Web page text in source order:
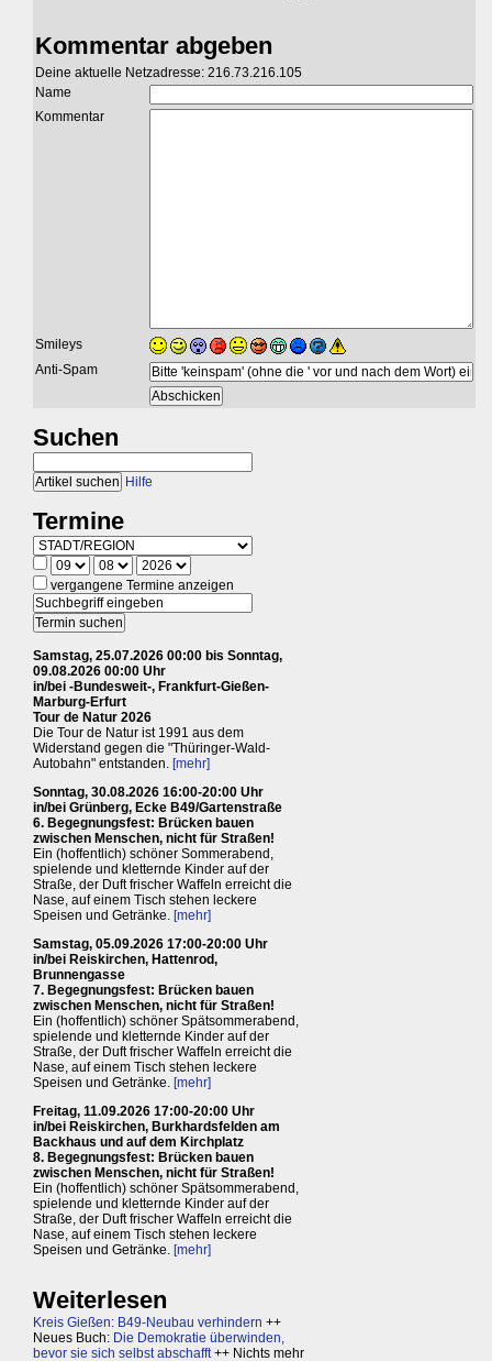
Kommentar abgeben
Deine aktuelle Netzadresse: 216.73.216.105
Name
Kommentar
Smileys
Anti-Spam
Suchen
Hilfe
Termine
vergangene Termine anzeigen
Samstag, 25.07.2026 00:00 bis Sonntag,
09.08.2026 00:00 Uhr
in/bei -Bundesweit-, Frankfurt-Gießen-
Marburg-Erfurt
Tour de Natur 2026
Die Tour de Natur ist 1991 aus dem
Widerstand gegen die "Thüringer-Wald-
Autobahn" entstanden. [mehr]
Sonntag, 30.08.2026 16:00-20:00 Uhr
in/bei Grünberg, Ecke B49/Gartenstraße
6. Begegnungsfest: Brücken bauen
zwischen Menschen, nicht für Straßen!
Ein (hoffentlich) schöner Sommerabend,
spielende und kletternde Kinder auf der
Straße, der Duft frischer Waffeln erreicht die
Nase, auf einem Tisch stehen leckere
Speisen und Getränke. [mehr]
Samstag, 05.09.2026 17:00-20:00 Uhr
in/bei Reiskirchen, Hattenrod,
Brunnengasse
7. Begegnungsfest: Brücken bauen
zwischen Menschen, nicht für Straßen!
Ein (hoffentlich) schöner Spätsommerabend,
spielende und kletternde Kinder auf der
Straße, der Duft frischer Waffeln erreicht die
Nase, auf einem Tisch stehen leckere
Speisen und Getränke. [mehr]
Freitag, 11.09.2026 17:00-20:00 Uhr
in/bei Reiskirchen, Burkhardsfelden am
Backhaus und auf dem Kirchplatz
8. Begegnungsfest: Brücken bauen
zwischen Menschen, nicht für Straßen!
Ein (hoffentlich) schöner Spätsommerabend,
spielende und kletternde Kinder auf der
Straße, der Duft frischer Waffeln erreicht die
Nase, auf einem Tisch stehen leckere
Speisen und Getränke. [mehr]
Weiterlesen
Kreis Gießen: B49-Neubau verhindern ++
Neues Buch: Die Demokratie überwinden,
bevor sie sich selbst abschafft++ Nichts mehr